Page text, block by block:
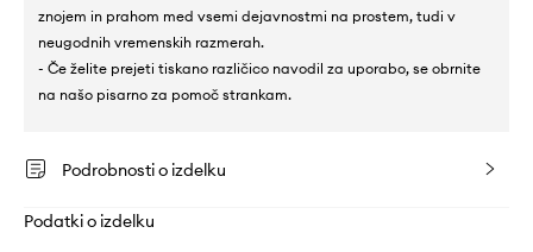
znojem in prahom med vsemi dejavnostmi na prostem, tudi v
neugodnih vremenskih razmerah.
- Če želite prejeti tiskano različico navodil za uporabo, se obrnite
na našo pisarno za pomoč strankam.
Podrobnosti o izdelku
Podatki o izdelku